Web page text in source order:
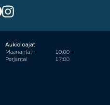
Aukioloajat
Maanantai -
Perjantai
10:00 -
17:00